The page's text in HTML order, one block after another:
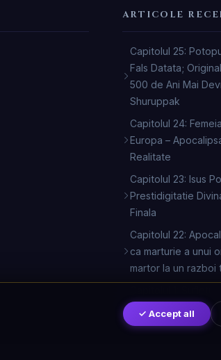
ARTICOLE
Capitolul 25:
Fals Datata;
500 de Ani Mai
Shuruppak
Capitolul 24:
Europa –
Realitate
Capitolul 23: Isus
Prestidigitatie
Finala
Capitolul 22:
ca marturie a unui
martor la un
Alternativa
✓ Accept all